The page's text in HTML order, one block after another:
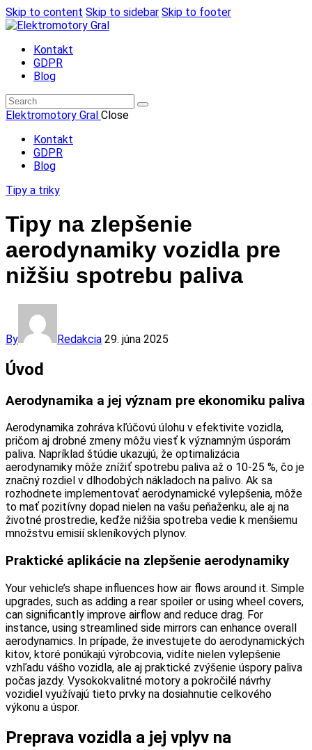
Skip to content Skip to sidebar Skip to footer
Kontakt
GDPR
Blog
Elektromotory Gral Close
Kontakt
GDPR
Blog
Tipy a triky
Tipy na zlepšenie
aerodynamiky vozidla pre
nižšiu spotrebu paliva
By Redakcia 29. júna 2025
Úvod
Aerodynamika a jej význam pre ekonomiku paliva
Aerodynamika zohráva kľúčovú úlohu v efektivite vozidla,
pričom aj drobné zmeny môžu viesť k významným úsporám
paliva. Napríklad štúdie ukazujú, že optimalizácia
aerodynamiky môže znížiť spotrebu paliva až o 10-25 %, čo je
značný rozdiel v dlhodobých nákladoch na palivo. Ak sa
rozhodnete implementovať aerodynamické vylepšenia, môže
to mať pozitívny dopad nielen na vašu peňaženku, ale aj na
životné prostredie, keďže nižšia spotreba vedie k menšiemu
množstvu emisií skleníkových plynov.
Praktické aplikácie na zlepšenie aerodynamiky
Your vehicle’s shape influences how air flows around it. Simple
upgrades, such as adding a rear spoiler or using wheel covers,
can significantly improve airflow and reduce drag. For
instance, using streamlined side mirrors can enhance overall
aerodynamics. In prípade, že investujete do aerodynamických
kitov, ktoré ponúkajú výrobcovia, vidíte nielen vylepšenie
vzhľadu vášho vozidla, ale aj praktické zvýšenie úspory paliva
počas jazdy. Vysokokvalitné motory a pokročilé návrhy
vozidiel využívajú tieto prvky na dosiahnutie celkového
výkonu a úspor.
Preprava vozidla a jej vplyv na